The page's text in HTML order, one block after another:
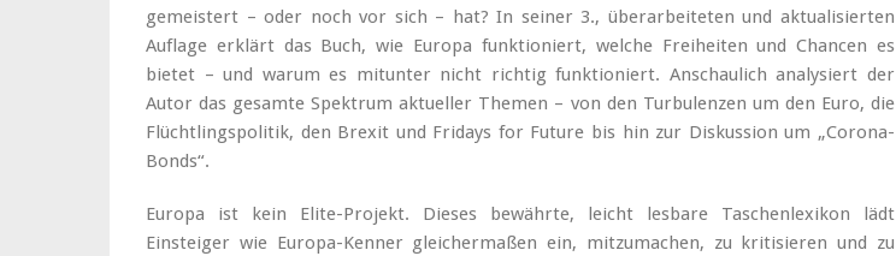
gemeistert – oder noch vor sich – hat? In seiner 3., überarbeiteten und aktualisierten
Auflage erklärt das Buch, wie Europa funktioniert, welche Freiheiten und Chancen es
bietet – und warum es mitunter nicht richtig funktioniert. Anschaulich analysiert der
Autor das gesamte Spektrum aktueller Themen – von den Turbulenzen um den Euro, die
Flüchtlingspolitik, den Brexit und Fridays for Future bis hin zur Diskussion um „Corona-
Bonds“.
Europa ist kein Elite-Projekt. Dieses bewährte, leicht lesbare Taschenlexikon lädt
Einsteiger wie Europa-Kenner gleichermaßen ein, mitzumachen, zu kritisieren und zu